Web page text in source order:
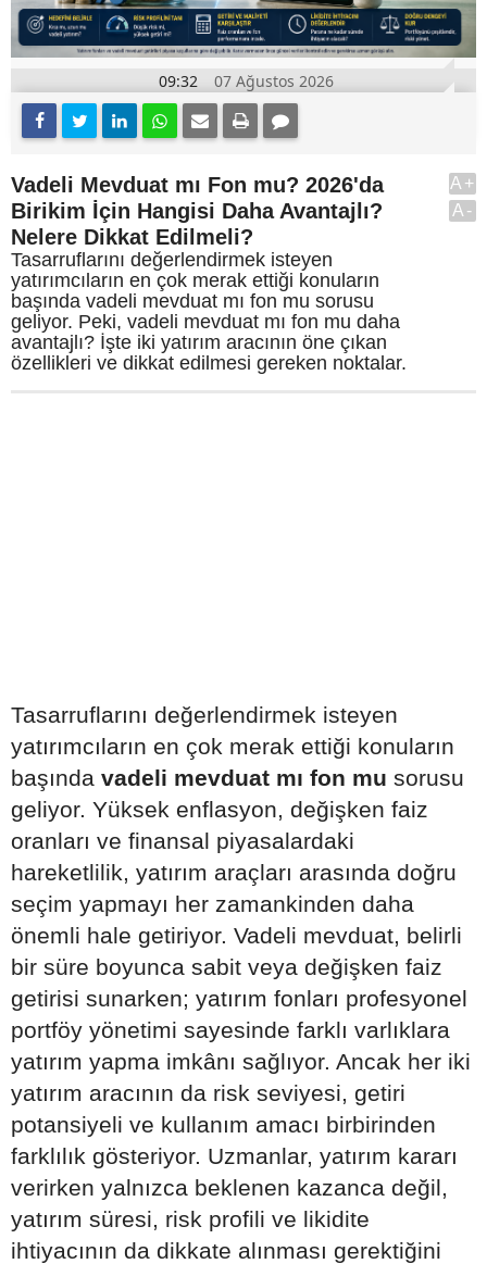
09:32 07 Ağustos 2026
Vadeli Mevduat mı Fon mu? 2026'da
Birikim İçin Hangisi Daha Avantajlı?
Nelere Dikkat Edilmeli?
Tasarruflarını değerlendirmek isteyen
yatırımcıların en çok merak ettiği konuların
başında vadeli mevduat mı fon mu sorusu
geliyor. Peki, vadeli mevduat mı fon mu daha
avantajlı? İşte iki yatırım aracının öne çıkan
özellikleri ve dikkat edilmesi gereken noktalar.
A+
A-
Tasarruflarını değerlendirmek isteyen
yatırımcıların en çok merak ettiği konuların
başında vadeli mevduat mı fon mu sorusu
geliyor. Yüksek enflasyon, değişken faiz
oranları ve finansal piyasalardaki
hareketlilik, yatırım araçları arasında doğru
seçim yapmayı her zamankinden daha
önemli hale getiriyor. Vadeli mevduat, belirli
bir süre boyunca sabit veya değişken faiz
getirisi sunarken; yatırım fonları profesyonel
portföy yönetimi sayesinde farklı varlıklara
yatırım yapma imkânı sağlıyor. Ancak her iki
yatırım aracının da risk seviyesi, getiri
potansiyeli ve kullanım amacı birbirinden
farklılık gösteriyor. Uzmanlar, yatırım kararı
verirken yalnızca beklenen kazanca değil,
yatırım süresi, risk profili ve likidite
ihtiyacının da dikkate alınması gerektiğini